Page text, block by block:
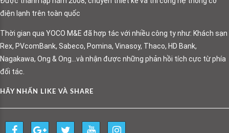
điện lạnh trên toàn quốc
Thời gian qua YOCO M&E đã hợp tác với nhiều công ty như: Khách sạn
Rex, PVcomBank, Sabeco, Pomina, Vinasoy, Thaco, HD Bank,
Nagakawa, Ong & Ong…và nhận được những phản hồi tích cực từ phía
đối tác.
HÃY NHẤN LIKE VÀ SHARE